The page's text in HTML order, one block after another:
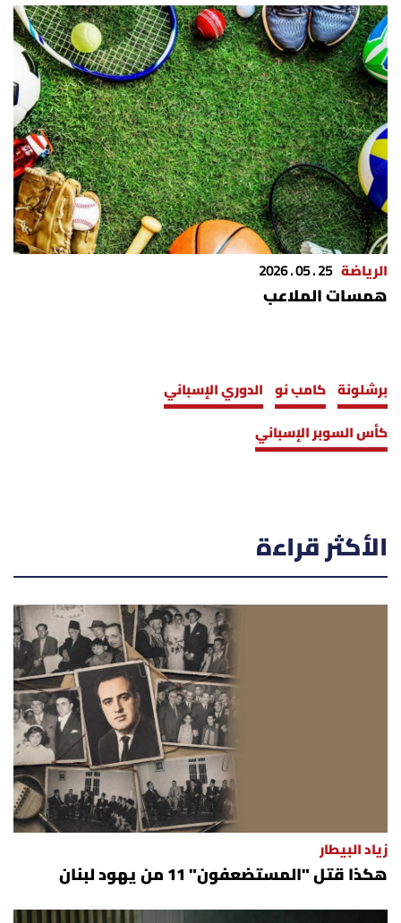
الرياضة 25 . 05 . 2026
همسات الملاعب
برشلونة كامب نو الدوري الإسباني
كأس السوبر الإسباني
الأكثر قراءة
زياد البيطار
هكذا قتل "المستضعفون" 11 من يهود لبنان